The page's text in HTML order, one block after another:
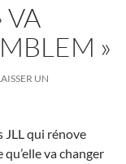
VA
»
UN
JLL qui rénove
qu’elle va changer